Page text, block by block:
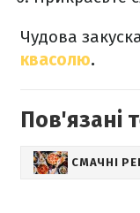
Чудова
квасолю.
Пов'язані
СМАЧНІ